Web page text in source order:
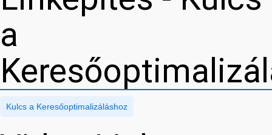
a
Kulcs a Keresőoptimalizáláshoz